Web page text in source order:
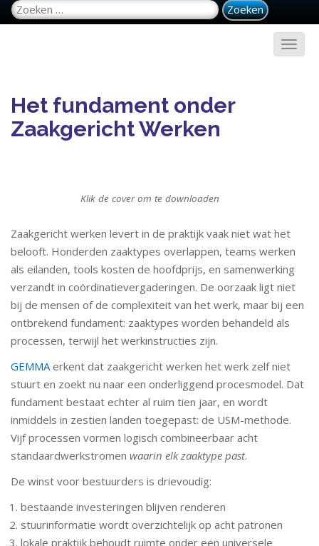
Zoeken naar:
Het fundament onder
Zaakgericht Werken
Klik de cover om te downloaden
Zaakgericht werken levert in de praktijk vaak niet wat het
belooft. Honderden zaaktypes overlappen, teams werken
als eilanden, tools kosten de hoofdprijs, en samenwerking
verzandt in coördinatievergaderingen. De oorzaak ligt niet
bij de mensen of de complexiteit van het werk, maar bij een
ontbrekend fundament: zaaktypes worden behandeld als
processen, terwijl het werkinstructies zijn.
GEMMAerkent dat zaakgericht werken het werk zelf niet
stuurt en zoekt nu naar een onderliggend procesmodel. Dat
fundament bestaat echter al ruim tien jaar, en wordt
inmiddels in zestien landen toegepast: de USM-methode.
Vijf processen vormen logisch combineerbaar acht
standaardwerkstromen waarin elk zaaktype past.
De winst voor bestuurders is drievoudig:
bestaande investeringen blijven renderen
stuurinformatie wordt overzichtelijk op acht patronen
lokale praktijk behoudt ruimte onder een universele